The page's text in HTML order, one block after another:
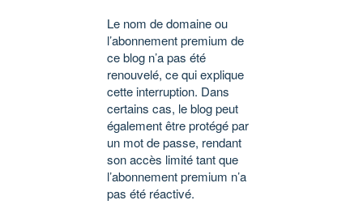
Le nom de domaine ou
l’abonnement premium de
ce blog n’a pas été
renouvelé, ce qui explique
cette interruption. Dans
certains cas, le blog peut
également être protégé par
un mot de passe, rendant
son accès limité tant que
l’abonnement premium n’a
pas été réactivé.